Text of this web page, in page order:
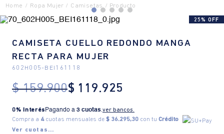
Ropa Mujer Camisetas
25% OFF
CAMISETA CUELLO REDONDO MANGA
RECTA PARA MUJER
602H005- BEI161118
$ 159.900$ 119.925
0% Interés Pagando a 3 cuotas.ver bancos.
Compra a 4cuotas mensuales de $ 36.295,30 con tu Crédito
Ver cuotas...